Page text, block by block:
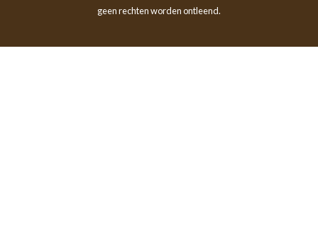
geen rechten worden ontleend.